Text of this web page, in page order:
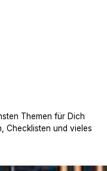
Themen für Dich
Checklisten und vieles